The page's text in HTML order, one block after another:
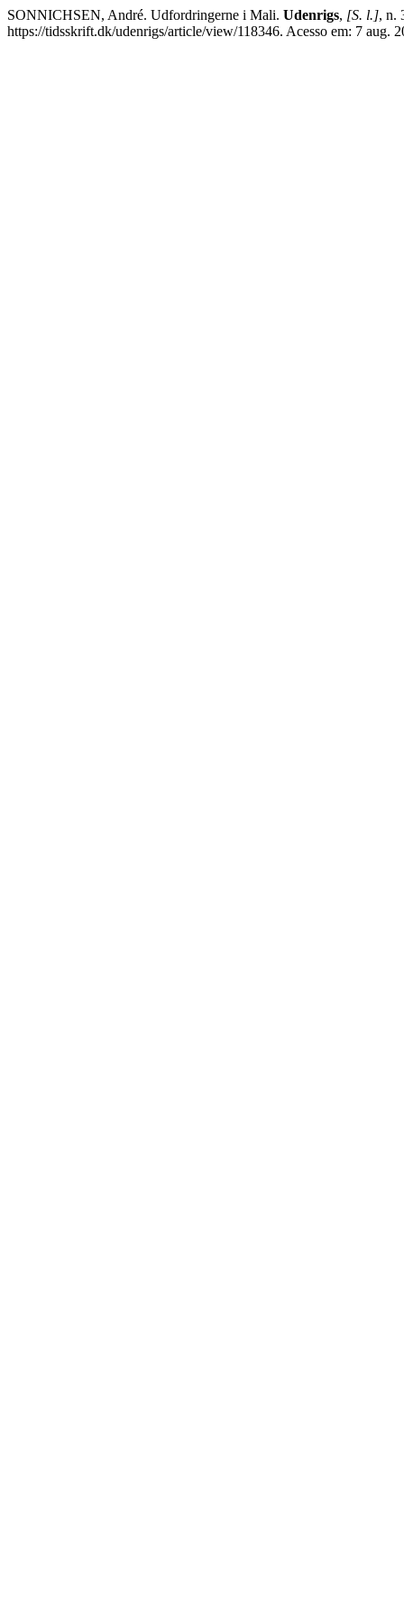
SONNICHSEN, André. Udfordringerne i Mali. Udenrigs, [S. l.], n.
https://tidsskrift.dk/udenrigs/article/view/118346. Acesso em: 7 aug.